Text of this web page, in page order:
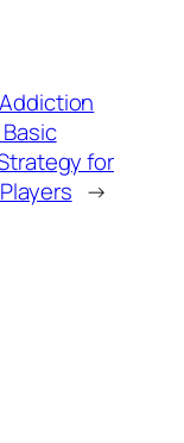
for
→